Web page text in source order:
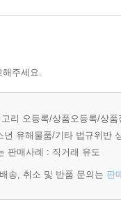
해주세요.
리 오등록/상품오등록/상
년 유해물품/기타 법규위반
판매사례 : 직거래 유도
송, 취소 및 반품 문의는 판